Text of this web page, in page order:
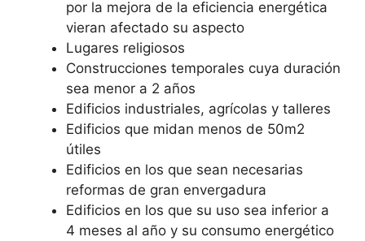
por la mejora de la eficiencia energética
vieran afectado su aspecto
Lugares religiosos
Construcciones temporales cuya duración
sea menor a 2 años
Edificios industriales, agrícolas y talleres
Edificios que midan menos de 50m2
útiles
Edificios en los que sean necesarias
reformas de gran envergadura
Edificios en los que su uso sea inferior a
4 meses al año y su consumo energético